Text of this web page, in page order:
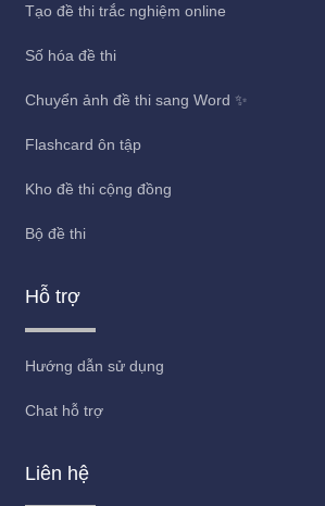
Tạo đề thi trắc nghiệm online
Số hóa đề thi
Chuyển ảnh đề thi sang Word ✨
Flashcard ôn tập
Kho đề thi cộng đồng
Bộ đề thi
Hỗ trợ
Hướng dẫn sử dụng
Chat hỗ trợ
Liên hệ